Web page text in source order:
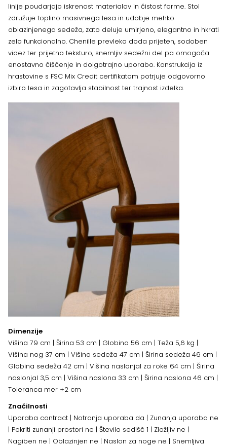
linije poudarjajo iskrenost materialov in čistost forme. Stol
združuje toplino masivnega lesa in udobje mehko
oblazinjenega sedeža, zato deluje umirjeno, elegantno in hkrati
zelo funkcionalno. Chenille prevleka doda prijeten, sodoben
videz ter prijetno teksturo, snemljiv sedežni del pa omogoča
enostavno čiščenje in dolgotrajno uporabo. Konstrukcija iz
hrastovine s FSC Mix Credit certifikatom potrjuje odgovorno
izbiro lesa in zagotavlja stabilnost ter trajnost izdelka.
Dimenzije
Višina 79 cm | Širina 53 cm | Globina 56 cm | Teža 5,6 kg |
Višina nog 37 cm | Višina sedeža 47 cm | Širina sedeža 46 cm |
Globina sedeža 42 cm | Višina naslonjal za roke 64 cm | Širina
naslonjal 3,5 cm | Višina naslona 33 cm | Širina naslona 46 cm |
Toleranca mer ±2 cm
Značilnosti
Uporaba contract | Notranja uporaba da | Zunanja uporaba ne
| Pokriti zunanji prostori ne | Število sedišč 1 | Zložljiv ne |
Nagiben ne | Oblazinjen ne | Naslon za noge ne | Snemljiva